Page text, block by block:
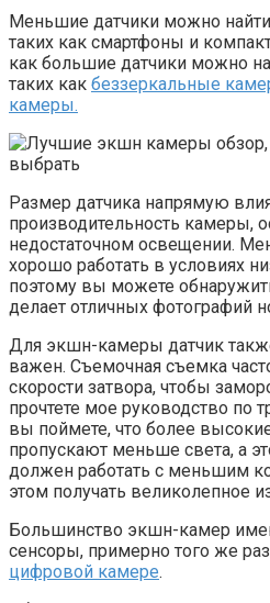
Меньшие датчики можно
таких как смартфоны и
как большие датчики можно
таких как беззеркальные
камеры.
Размер датчика напрямую
производительность камеры,
недостаточном освещении.
хорошо работать в условиях
поэтому вы можете
делает отличных фотографий
Для экшн-камеры датчик
важен. Съемочная съемка
скорости затвора, чтобы
прочтете мое руководство по
вы поймете, что более
пропускают меньше света, а
должен работать с меньшим
этом получать великолепное
Большинство экшн-камер
сенсоры, примерно того же
цифровой камере.